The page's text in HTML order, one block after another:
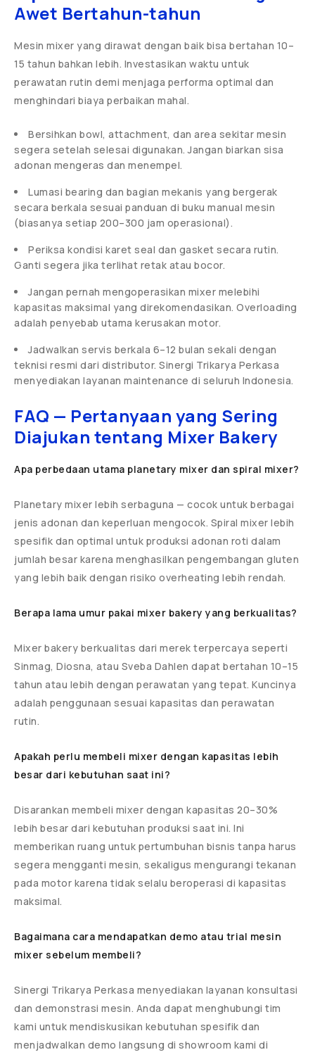
Awet Bertahun-tahun
Mesin mixer yang dirawat dengan baik bisa bertahan 10–
15 tahun bahkan lebih. Investasikan waktu untuk
perawatan rutin demi menjaga performa optimal dan
menghindari biaya perbaikan mahal.
Bersihkan bowl, attachment, dan area sekitar mesin
segera setelah selesai digunakan. Jangan biarkan sisa
adonan mengeras dan menempel.
Lumasi bearing dan bagian mekanis yang bergerak
secara berkala sesuai panduan di buku manual mesin
(biasanya setiap 200–300 jam operasional).
Periksa kondisi karet seal dan gasket secara rutin.
Ganti segera jika terlihat retak atau bocor.
Jangan pernah mengoperasikan mixer melebihi
kapasitas maksimal yang direkomendasikan. Overloading
adalah penyebab utama kerusakan motor.
Jadwalkan servis berkala 6–12 bulan sekali dengan
teknisi resmi dari distributor. Sinergi Trikarya Perkasa
menyediakan layanan maintenance di seluruh Indonesia.
FAQ — Pertanyaan yang Sering
Diajukan tentang Mixer Bakery
Apa perbedaan utama planetary mixer dan spiral mixer?
Planetary mixer lebih serbaguna — cocok untuk berbagai
jenis adonan dan keperluan mengocok. Spiral mixer lebih
spesifik dan optimal untuk produksi adonan roti dalam
jumlah besar karena menghasilkan pengembangan gluten
yang lebih baik dengan risiko overheating lebih rendah.
Berapa lama umur pakai mixer bakery yang berkualitas?
Mixer bakery berkualitas dari merek terpercaya seperti
Sinmag, Diosna, atau Sveba Dahlen dapat bertahan 10–15
tahun atau lebih dengan perawatan yang tepat. Kuncinya
adalah penggunaan sesuai kapasitas dan perawatan
rutin.
Apakah perlu membeli mixer dengan kapasitas lebih
besar dari kebutuhan saat ini?
Disarankan membeli mixer dengan kapasitas 20–30%
lebih besar dari kebutuhan produksi saat ini. Ini
memberikan ruang untuk pertumbuhan bisnis tanpa harus
segera mengganti mesin, sekaligus mengurangi tekanan
pada motor karena tidak selalu beroperasi di kapasitas
maksimal.
Bagaimana cara mendapatkan demo atau trial mesin
mixer sebelum membeli?
Sinergi Trikarya Perkasa menyediakan layanan konsultasi
dan demonstrasi mesin. Anda dapat menghubungi tim
kami untuk mendiskusikan kebutuhan spesifik dan
menjadwalkan demo langsung di showroom kami di